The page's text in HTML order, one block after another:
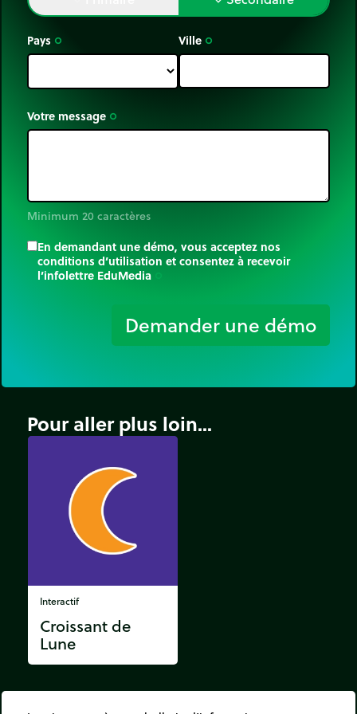
Pays trip_origin Ville trip_origin
Votre message trip_origin
Minimum 20 caractères
En demandant une démo, vous acceptez nos
conditions d’utilisation et consentez à recevoir
l’infolettre EduMedia
Demander une démo
Pour aller plus loin...
Interactif
Croissant de
Lune